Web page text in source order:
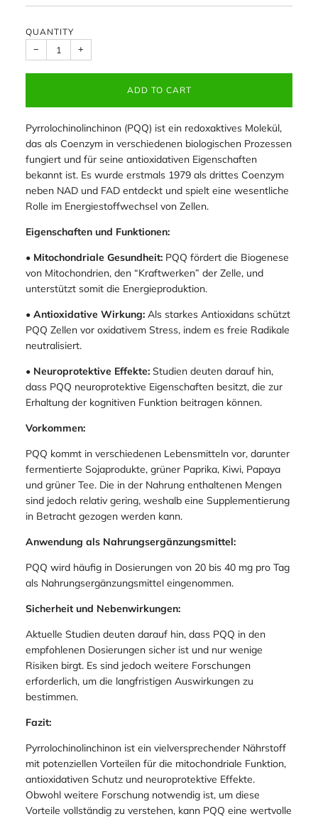
QUANTITY
− +
ADD TO CART
Pyrrolochinolinchinon (PQQ) ist ein redoxaktives Molekül,
das als Coenzym in verschiedenen biologischen Prozessen
fungiert und für seine antioxidativen Eigenschaften
bekannt ist. Es wurde erstmals 1979 als drittes Coenzym
neben NAD und FAD entdeckt und spielt eine wesentliche
Rolle im Energiestoffwechsel von Zellen.
Eigenschaften und Funktionen:
• Mitochondriale Gesundheit: PQQ fördert die Biogenese
von Mitochondrien, den “Kraftwerken” der Zelle, und
unterstützt somit die Energieproduktion.
• Antioxidative Wirkung: Als starkes Antioxidans schützt
PQQ Zellen vor oxidativem Stress, indem es freie Radikale
neutralisiert.
• Neuroprotektive Effekte: Studien deuten darauf hin,
dass PQQ neuroprotektive Eigenschaften besitzt, die zur
Erhaltung der kognitiven Funktion beitragen können.
Vorkommen:
PQQ kommt in verschiedenen Lebensmitteln vor, darunter
fermentierte Sojaprodukte, grüner Paprika, Kiwi, Papaya
und grüner Tee. Die in der Nahrung enthaltenen Mengen
sind jedoch relativ gering, weshalb eine Supplementierung
in Betracht gezogen werden kann.
Anwendung als Nahrungsergänzungsmittel:
PQQ wird häufig in Dosierungen von 20 bis 40 mg pro Tag
als Nahrungsergänzungsmittel eingenommen.
Sicherheit und Nebenwirkungen:
Aktuelle Studien deuten darauf hin, dass PQQ in den
empfohlenen Dosierungen sicher ist und nur wenige
Risiken birgt. Es sind jedoch weitere Forschungen
erforderlich, um die langfristigen Auswirkungen zu
bestimmen.
Fazit:
Pyrrolochinolinchinon ist ein vielversprechender Nährstoff
mit potenziellen Vorteilen für die mitochondriale Funktion,
antioxidativen Schutz und neuroprotektive Effekte.
Obwohl weitere Forschung notwendig ist, um diese
Vorteile vollständig zu verstehen, kann PQQ eine wertvolle